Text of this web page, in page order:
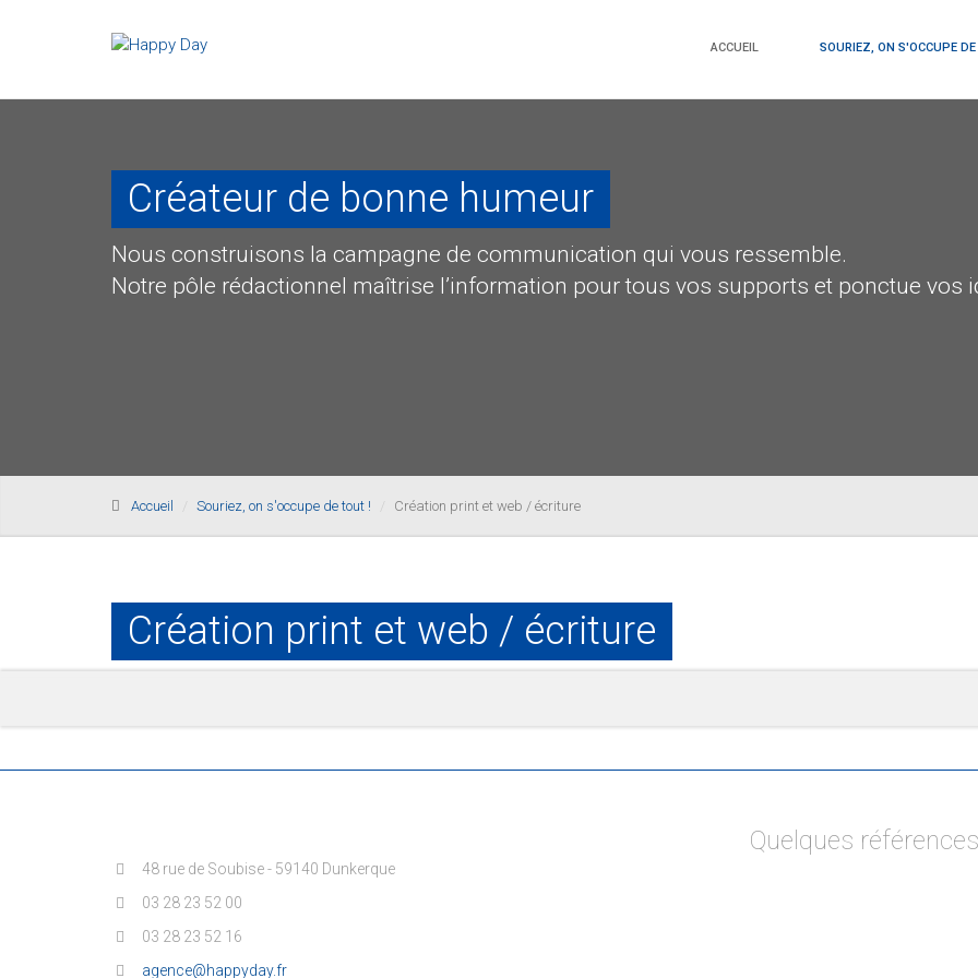
ACCUEIL SOURIEZ, ON S'OCCUPE
Créateur de bonne humeur
Nous construisons la campagne de communication qui vous ressemble.
Notre pôle rédactionnel maîtrise l’information pour tous vos supports et ponctue vos
Accueil Souriez, on s'occupe de tout ! Création print et web / écriture
Création print et web / écriture
48 rue de Soubise - 59140 Dunkerque
03 28 23 52 00
03 28 23 52 16
agence@happyday.fr
Quelques références